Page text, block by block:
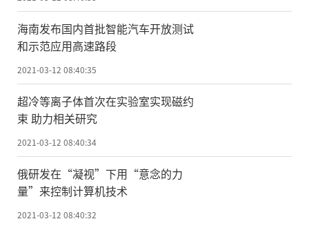
团以满足空间站工程、探月工程、深空探测
等国家重大专项和各类发射任务为牵引，策
划了新一代运载火箭替代常规推进剂运载火
箭的更新换代策略。
然而刘志让表示，当前新一代运载火箭
发动机产能与“十四五”期间
程需求还有较大差距，传统的多品种小批量
研制模式生产效率不高、成本居高不下，不
适应大批量产品交付需求。
海南发布国内首批智能汽车开放测试
和示范应用高速路段
2021-03-12 08:40:35
超冷等离子体首次在实验室实现磁约
束 助力相关研究
2021-03-12 08:40:34
俄研发在“凝视”下用“意念的力
量”来控制计算机技术
2021-03-12 08:40:32